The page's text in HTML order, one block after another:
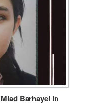
Barhayel in